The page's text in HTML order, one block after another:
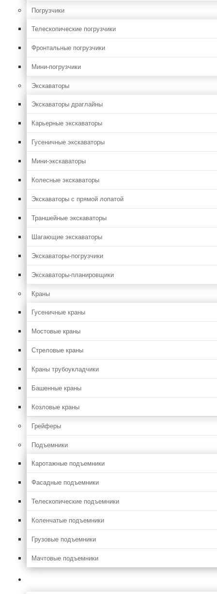
Погрузчики
Телескопические погрузчики
Фронтальные погрузчики
Мини-погрузчики
Экскаваторы
Экскаваторы драглайны
Карьерные экскаваторы
Гусеничные экскаваторы
Мини-экскаваторы
Колесные экскаваторы
Экскаваторы с прямой лопатой
Траншейные экскаваторы
Шагающие экскаваторы
Экскаваторы-погрузчики
Экскаваторы-планировщики
Краны
Гусеничные краны
Мостовые краны
Стреловые краны
Краны трубоукладчики
Башенные краны
Козловые краны
Грейферы
Подъемники
Каротажные подъемники
Фасадные подъемники
Телескопические подъемники
Коленчатые подъемники
Грузовые подъемники
Мачтовые подъемники